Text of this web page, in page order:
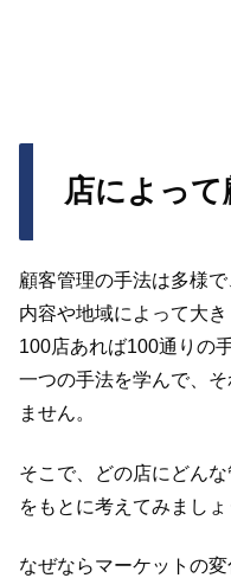
店によって
顧客管理の手法は多様
内容や地域によって大き
100店あれば100通りの
一つの手法を学んで、
ません。
そこで、どの店にどん
をもとに考えてみましょ
なぜならマーケットの